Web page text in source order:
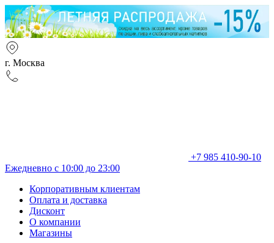
г. Москва
+7 985 410-90-10
Ежедневно с 10:00 до 23:00
Корпоративным клиентам
Оплата и доставка
Дисконт
О компании
Магазины